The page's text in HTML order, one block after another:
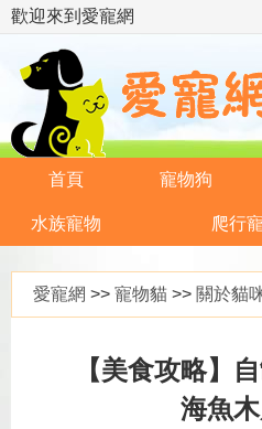
歡迎來到愛寵網
首頁 寵物狗
水族寵物 爬行
愛寵網 >> 寵物貓 >> 關於貓
【美食攻略】
海魚